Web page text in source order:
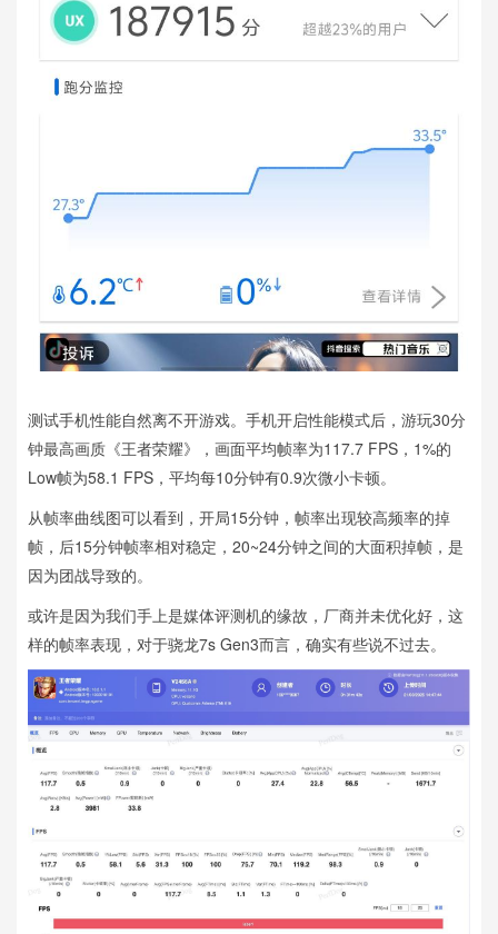
测试手机性能自然离不开游戏。手机开启性能模式后，游玩30分
钟最高画质《王者荣耀》，画面平均帧率为117.7 FPS，1%的
Low帧为58.1 FPS，平均每10分钟有0.9次微小卡顿。
从帧率曲线图可以看到，开局15分钟，帧率出现较高频率的掉
帧，后15分钟帧率相对稳定，20~24分钟之间的大面积掉帧，是
因为团战导致的。
或许是因为我们手上是媒体评测机的缘故，厂商并未优化好，这
样的帧率表现，对于骁龙7s Gen3而言，确实有些说不过去。